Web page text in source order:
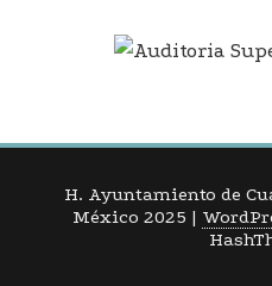
H. Ayuntamiento de
México 2025 |